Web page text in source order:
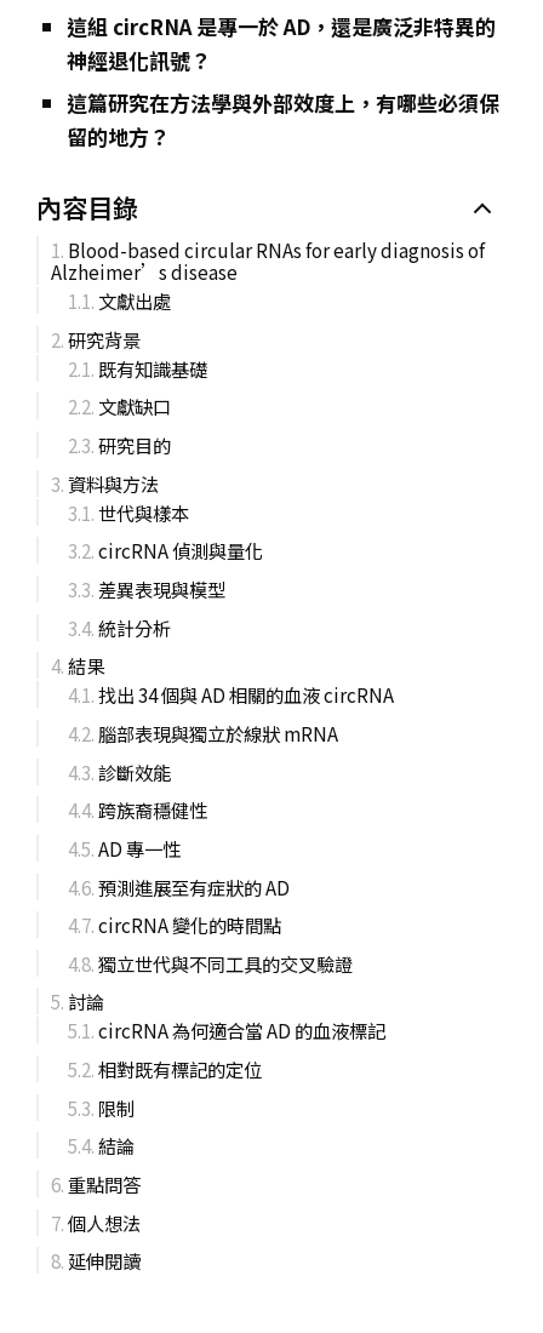
這組 circRNA 是專一於 AD，還是廣泛非特異的
神經退化訊號？
這篇研究在方法學與外部效度上，有哪些必須保
留的地方？
內容目錄
Blood-based circular RNAs for early diagnosis of
Alzheimer’s disease
文獻出處
研究背景
既有知識基礎
文獻缺口
研究目的
資料與方法
世代與樣本
circRNA 偵測與量化
差異表現與模型
統計分析
結果
找出 34 個與 AD 相關的血液 circRNA
腦部表現與獨立於線狀 mRNA
診斷效能
跨族裔穩健性
AD 專一性
預測進展至有症狀的 AD
circRNA 變化的時間點
獨立世代與不同工具的交叉驗證
討論
circRNA 為何適合當 AD 的血液標記
相對既有標記的定位
限制
結論
重點問答
個人想法
延伸閱讀